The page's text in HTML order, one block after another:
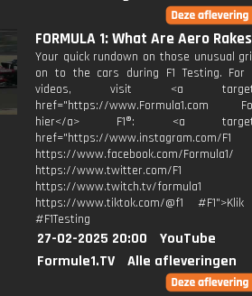
FORMULA 1: What Are Aero
Your quick rundown on those unusual
on to the cars during F1 Testing. For
videos, visit <a
href="https://www.Formula1.com
hier</a> F1®: <a
href="https://www.instagram.com/F1
https://www.facebook.com/Formula1/
https://www.twitter.com/F1
https://www.twitch.tv/formula1
https://www.tiktok.com/@f1
#F1Testing
27-02-2025 20:00
YouTube
Formule1.TV
Alle afleveringen